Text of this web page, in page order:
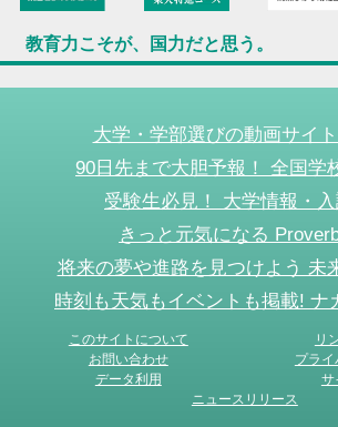
教育力こそが、国力だと思う。
大学・学部選びの動画サイ
90日先まで大胆予報！ 全国学
受験生必見！ 大学情報・
きっと元気になる
将来の夢や進路を見つけよう 未
時刻も天気もイベントも掲載! ナ
このサイトについて
リ
お問い合わせ
プラ
データ利用
サ
ニュースリリース